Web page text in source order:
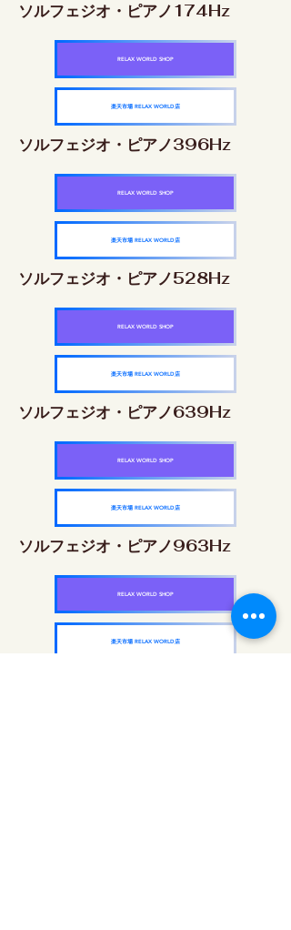
ソルフェジオ・ピアノ174Hz
RELAX WORLD SHOP
楽天市場 RELAX WORLD店
ソルフェジオ・ピアノ396Hz
RELAX WORLD SHOP
楽天市場 RELAX WORLD店
ソルフェジオ・ピアノ528Hz
RELAX WORLD SHOP
楽天市場 RELAX WORLD店
ソルフェジオ・ピアノ639Hz
RELAX WORLD SHOP
楽天市場 RELAX WORLD店
ソルフェジオ・ピアノ963Hz
RELAX WORLD SHOP
楽天市場 RELAX WORLD店